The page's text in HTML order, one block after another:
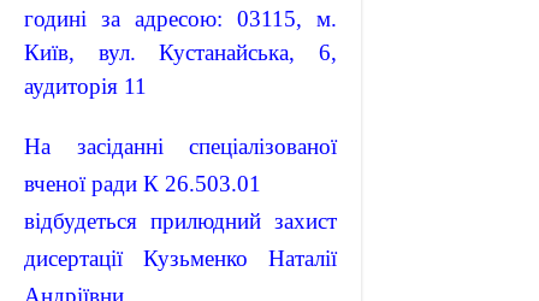
годині за адресою: 03115, м.
Київ, вул. Кустанайська, 6,
аудиторія 11
На засіданні спеціалізованої
вченої ради К 26.503.01
відбудеться прилюдний захист
дисертації Кузьменко Наталії